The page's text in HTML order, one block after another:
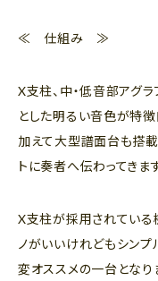
≪ 仕組み ≫
X支柱、中・低音部アグ
とした明るい音色が特
加えて大型譜面台も搭
トに奏者へ伝わってきま
X支柱が採用されている
ノがいいけれどもシンプ
変オススメの一台となり